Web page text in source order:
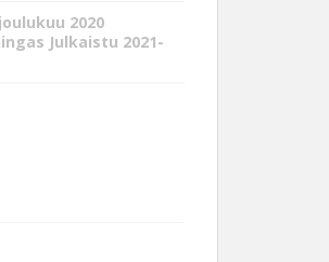
2020
Julkaistu 2021-